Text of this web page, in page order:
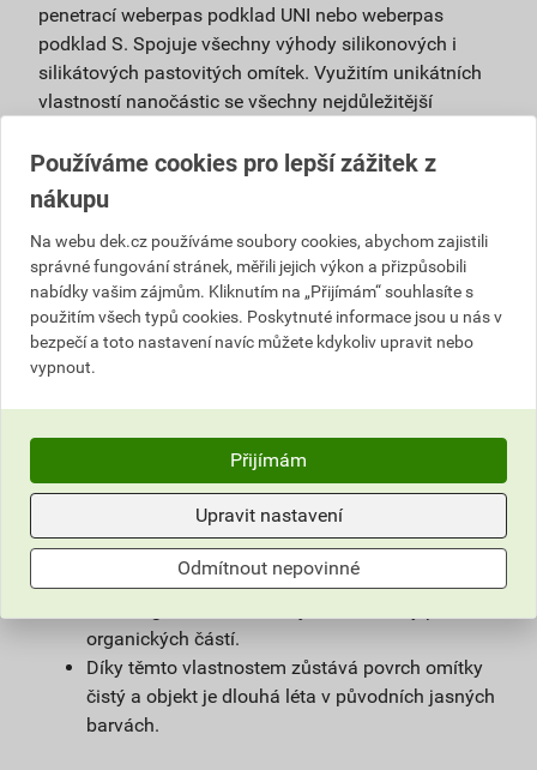
penetrací weberpas podklad UNI nebo weberpas
podklad S. Spojuje všechny výhody silikonových i
silikátových pastovitých omítek. Využitím unikátních
vlastností nanočástic se všechny nejdůležitější
Je vhodná pro použití v exteriéru i interiéru a pro
povrchové úpravy sanačních omítek a systémů
na vlhké zdivo.
Použitím samočisticí omítky weberpas
extraClean se výrazně prodlužuje životnost
fasády a podstatně snižují náklady na její
údržbu.
Díky velmi malému podílu organických částic
obsažených v omítce, vzniká na povrchu omítky
vlivem proudění vzduchu jen nepatrný
elektrostatický náboj a prach z ovzduší na
povrchu omítky neulpívá.
Omítka je zároveň hydrofobní. Tím zůstává na
povrchu fasády minimum vody, která utváří
dobré živné podmínky pro mikroorganismy, růstu
organických částí.
Díky těmto vlastnostem zůstává povrch omítky
čistý a objekt je dlouhá léta v původních jasných
barvách.
Používáme cookies pro lepší zážitek z
nákupu
Na webu dek.cz používáme soubory cookies, abychom zajistili
správné fungování stránek, měřili jejich výkon a přizpůsobili
nabídky vašim zájmům. Kliknutím na „Přijímám“ souhlasíte s
použitím všech typů cookies. Poskytnuté informace jsou u nás v
bezpečí a toto nastavení navíc můžete kdykoliv upravit nebo
vypnout.
Přijímám
Upravit nastavení
Odmítnout nepovinné